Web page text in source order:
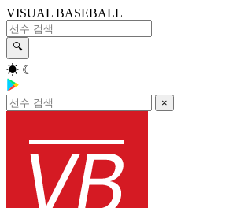
VISUAL BASEBALL
🔍
☀ ☾
×